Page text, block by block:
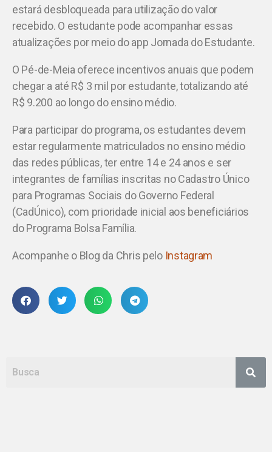
estará desbloqueada para utilização do valor
recebido. O estudante pode acompanhar essas
atualizações por meio do app Jornada do Estudante.
O Pé-de-Meia oferece incentivos anuais que podem
chegar a até R$ 3 mil por estudante, totalizando até
R$ 9.200 ao longo do ensino médio.
Para participar do programa, os estudantes devem
estar regularmente matriculados no ensino médio
das redes públicas, ter entre 14 e 24 anos e ser
integrantes de famílias inscritas no Cadastro Único
para Programas Sociais do Governo Federal
(CadÚnico), com prioridade inicial aos beneficiários
do Programa Bolsa Família.
Acompanhe o Blog da Chris pelo Instagram